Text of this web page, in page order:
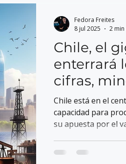
Chile, el
enterrará
cifras,
tecnología
Chile está en el
capacidad para
su apuesta por el
electromovilidad y
Fedora Freites
8 jul 2025
2